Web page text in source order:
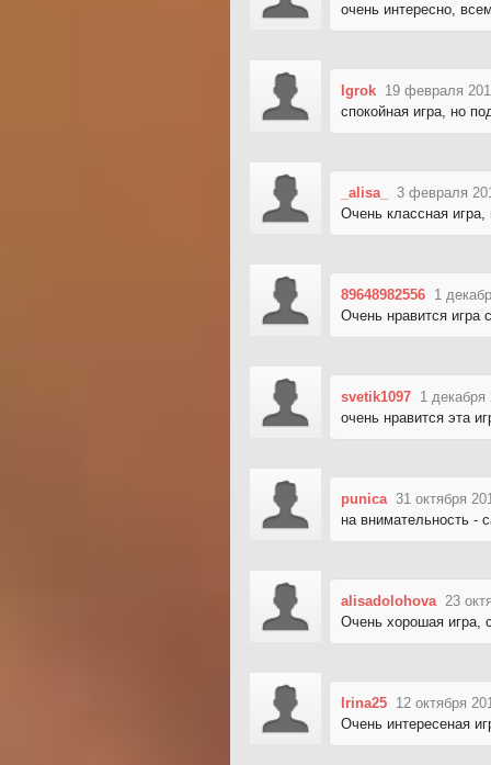
очень интересно,
Igrok 19 февраля
спокойная игра, но
_alisa_
3 февраля
Очень классная
89648982556 1
Очень нравится игра
svetik1097 1 декабря
очень нравится эта
punica 31 октября
на внимательность -
alisadolohova 23
Очень хорошая игра,
Irina25 12 октября
Очень интересеная